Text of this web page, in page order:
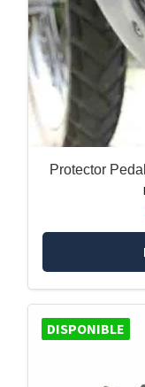
Protector
DISPONIBLE